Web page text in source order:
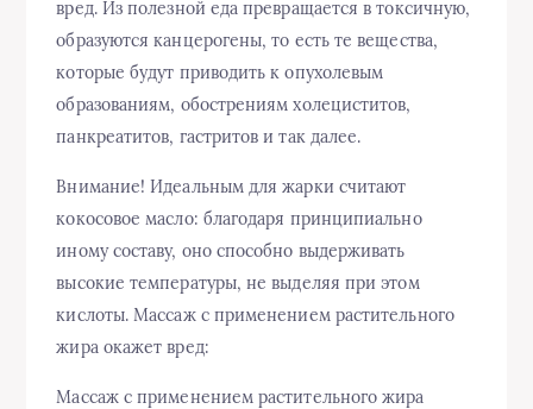
вред. Из полезной еда превращается в токсичную,
образуются канцерогены, то есть те вещества,
которые будут приводить к опухолевым
образованиям, обострениям холециститов,
панкреатитов, гастритов и так далее.
Внимание! Идеальным для жарки считают
кокосовое масло: благодаря принципиально
иному составу, оно способно выдерживать
высокие температуры, не выделяя при этом
кислоты. Массаж с применением растительного
жира окажет вред:
Массаж с применением растительного жира